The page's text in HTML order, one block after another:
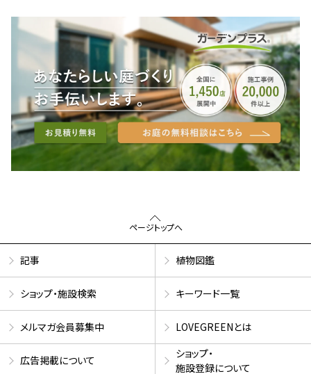
ページトップへ
記事 植物図鑑
ショップ・施設検索 キーワード一覧
メルマガ会員募集中 LOVEGREENとは
広告掲載について
ショップ・
施設登録について